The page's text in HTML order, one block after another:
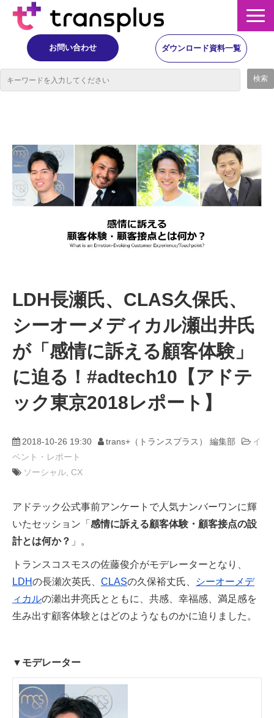
お問い合わせ ダウンロード資料一覧
イベント・レポート
ニュース
コラム
動画
trans-DXプロデューサー
LDH長瀬氏、CLAS久保氏、
シーオーメディカル瀬出井氏
が「感情に訴える顧客体験」
に迫る！#adtech10【アドテ
ック東京2018レポート】
2018-10-26 19:30 trans+（トランスプラス） 編集部
イ
ベント・レポート
ソーシャル CX
アドテック公式事前アンケートで人気ナンバーワンに輝
いたセッション「 感情に訴える顧客体験・顧客接点の設
計とは何か？ 」。
トランスコスモスの佐藤俊介がモデレーターとなり、
LDHの長瀬次英氏、 CLASの久保裕丈氏、
シーオーメデ
ィカルの瀬出井亮氏とともに、共感、幸福感、満足感を
生み出す顧客体験とはどのようなものかに迫りました。
▼モデレーター